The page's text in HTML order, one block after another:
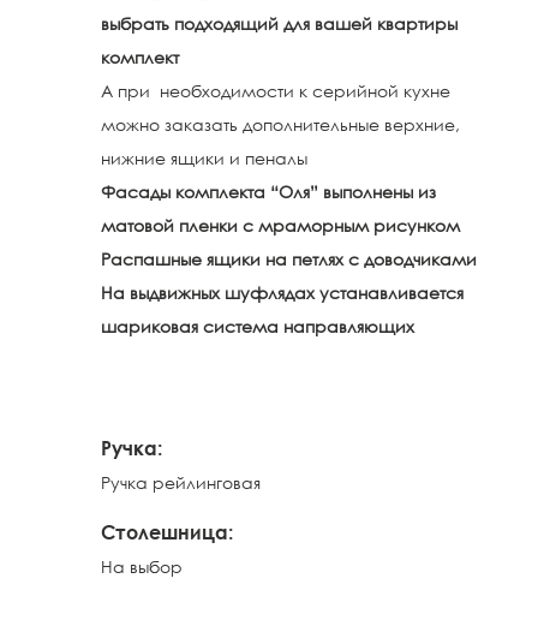
выбрать подходящий для вашей квартиры
комплект
А при необходимости к серийной кухне
можно заказать дополнительные верхние,
нижние ящики и пеналы
Фасады комплекта “Оля” выполнены из
матовой пленки с мраморным рисунком
Распашные ящики на петлях с доводчиками
На выдвижных шуфлядах устанавливается
шариковая система направляющих
Ручкa:
Ручка рейлинговая
Столешница:
На выбор